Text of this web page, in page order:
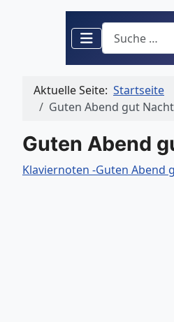
Suchen
Aktuelle Seite: Startseite
Guten Abend gut Nacht
Guten Abend
Klaviernoten -Guten Abend